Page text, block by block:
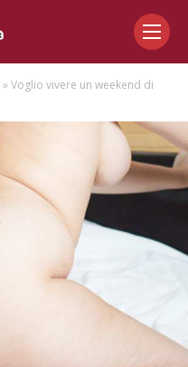
» Voglio vivere un weekend di